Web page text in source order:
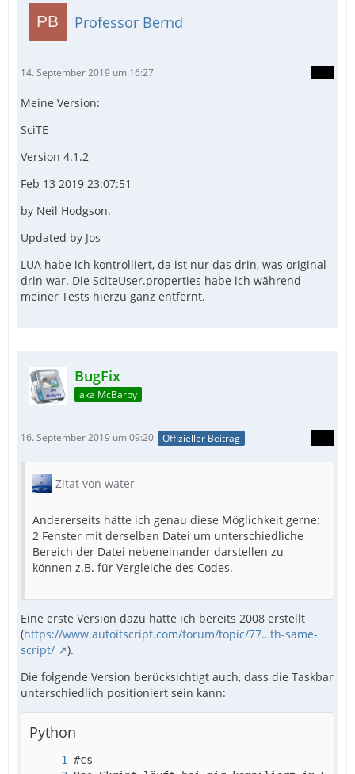
Professor Bernd
14. September 2019 um 16:27
Meine Version:
SciTE
Version 4.1.2
Feb 13 2019 23:07:51
by Neil Hodgson.
Updated by Jos
LUA habe ich kontrolliert, da ist nur das drin, was original
drin war. Die SciteUser.properties habe ich während
meiner Tests hierzu ganz entfernt.
BugFix
aka McBarby
16. September 2019 um 09:20 Offizieller Beitrag
Zitat von water
Andererseits hätte ich genau diese Möglichkeit gerne:
2 Fenster mit derselben Datei um unterschiedliche
Bereich der Datei nebeneinander darstellen zu
können z.B. für Vergleiche des Codes.
Eine erste Version dazu hatte ich bereits 2008 erstellt
(https://www.autoitscript.com/forum/topic/77…th-same-
script/
).
Die folgende Version berücksichtigt auch, dass die Taskbar
unterschiedlich positioniert sein kann:
Python